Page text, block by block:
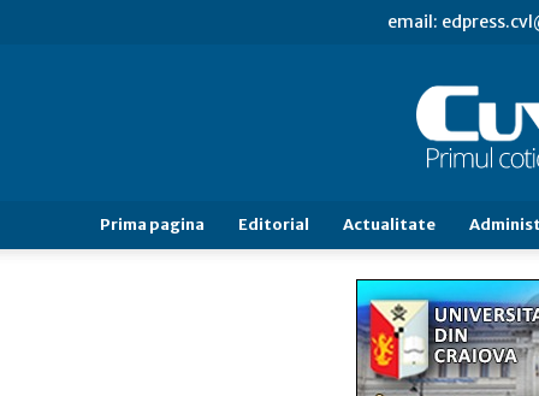
email:
Prima pagina Editorial Actualitate